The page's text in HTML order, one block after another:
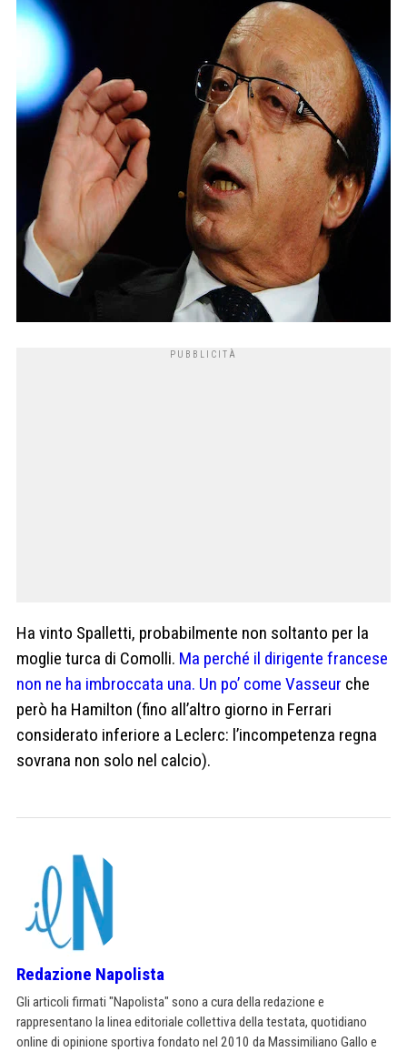
Ha vinto Spalletti, probabilmente non soltanto per la
moglie turca di Comolli. Ma perché il dirigente francese
non ne ha imbroccata una. Un po’ come Vasseur che
però ha Hamilton (fino all’altro giorno in Ferrari
considerato inferiore a Leclerc: l’incompetenza regna
sovrana non solo nel calcio).
Redazione Napolista
Gli articoli firmati "Napolista" sono a cura della redazione e
rappresentano la linea editoriale collettiva della testata, quotidiano
online di opinione sportiva fondato nel 2010 da Massimiliano Gallo e